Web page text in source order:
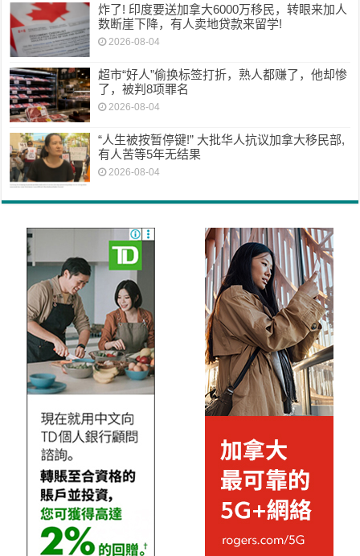
炸了! 印度要送加拿大6000万移民，转眼来加人
数断崖下降，有人卖地贷款来留学!
2026-08-04
超市“好人”偷换标签打折，熟人都赚了，他却惨
了，被判8项罪名
2026-08-04
“人生被按暂停键!” 大批华人抗议加拿大移民部,
有人苦等5年无结果
2026-08-04